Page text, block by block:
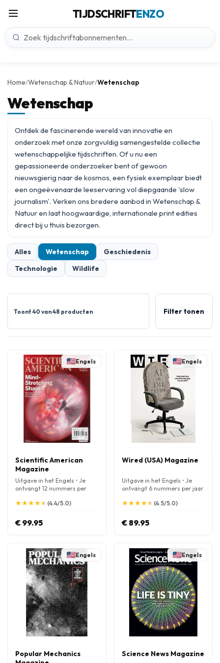
TIJDSCHRIFTENZO
Home/Wetenschap & Natuur/Wetenschap
Wetenschap
Ontdek de fascinerende wereld van innovatie en
onderzoek met onze zorgvuldig samengestelde collectie
wetenschappelijke tijdschriften. Of u nu een
gepassioneerde onderzoeker bent of gewoon
nieuwsgierig naar de kosmos, een fysiek exemplaar biedt
een ongeëvenaarde leeservaring vol diepgaande 'slow
journalism'. Verken ons bredere aanbod in Wetenschap &
Natuuren laat hoogwaardige, internationale print edities
direct bij u thuis bezorgen.
Alles Wetenschap
Geschiedenis
Technologie
Wildlife
Toont 40 van 48 producten Filter tonen
Engels
Scientific American
Magazine
Uitgave in het Engels • Je
ontvangt 12 nummers per
★
★★
★★
★★
★★
★ (4.4/5.0)
€ 99.95
Engels
Wired (USA) Magazine
Uitgave in het Engels • Je
ontvangt 6 nummers per jaar
★
★★
★★
★★
★★
★ (4.5/5.0)
€ 89.95
Engels
Popular Mechanics
Engels
Science News Magazine